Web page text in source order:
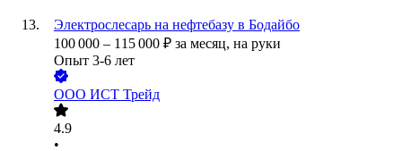
Электрослесарь на нефтебазу в Бодайбо
100 000 – 115 000 ₽ за месяц, на руки
Опыт 3-6 лет
ООО ИСТ Трейд
4.9
•